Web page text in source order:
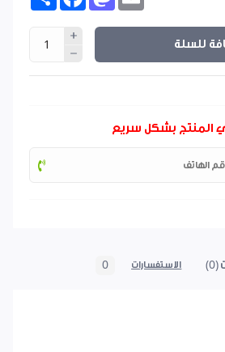
للسلة
المنتج بشكل سريع
الاستفسارات 0